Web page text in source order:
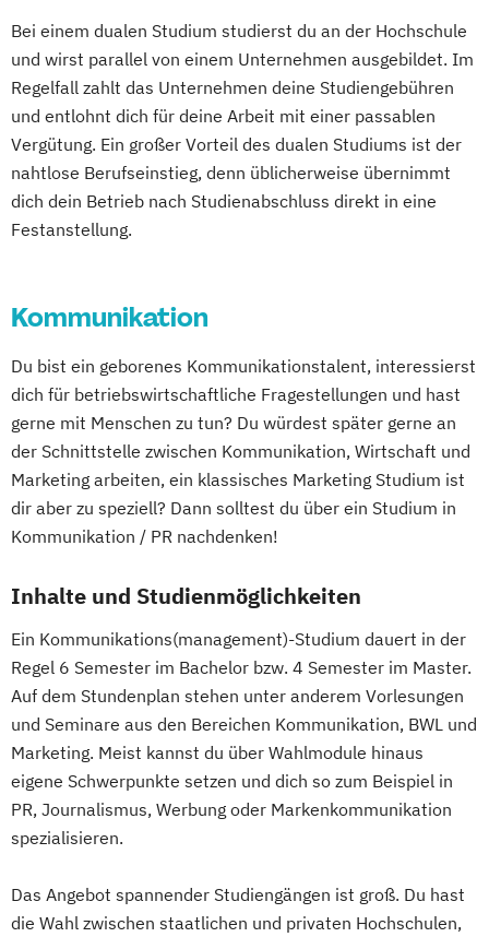
Bei einem dualen Studium studierst du an der Hochschule
und wirst parallel von einem Unternehmen ausgebildet. Im
Regelfall zahlt das Unternehmen deine Studiengebühren
und entlohnt dich für deine Arbeit mit einer passablen
Vergütung. Ein großer Vorteil des dualen Studiums ist der
nahtlose Berufseinstieg, denn üblicherweise übernimmt
dich dein Betrieb nach Studienabschluss direkt in eine
Festanstellung.
Kommunikation
Du bist ein geborenes Kommunikationstalent, interessierst
dich für betriebswirtschaftliche Fragestellungen und hast
gerne mit Menschen zu tun? Du würdest später gerne an
der Schnittstelle zwischen Kommunikation, Wirtschaft und
Marketing arbeiten, ein klassisches Marketing Studium ist
dir aber zu speziell? Dann solltest du über ein Studium in
Kommunikation / PR nachdenken!
Inhalte und Studienmöglichkeiten
Ein Kommunikations(management)-Studium dauert in der
Regel 6 Semester im Bachelor bzw. 4 Semester im Master.
Auf dem Stundenplan stehen unter anderem Vorlesungen
und Seminare aus den Bereichen Kommunikation, BWL und
Marketing. Meist kannst du über Wahlmodule hinaus
eigene Schwerpunkte setzen und dich so zum Beispiel in
PR, Journalismus, Werbung oder Markenkommunikation
spezialisieren.
Das Angebot spannender Studiengängen ist groß. Du hast
die Wahl zwischen staatlichen und privaten Hochschulen,